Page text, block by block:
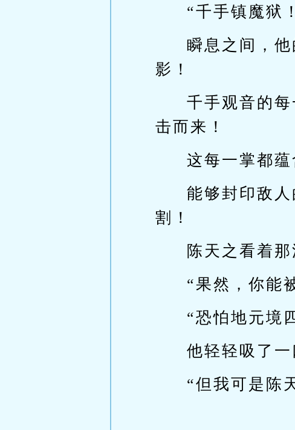
“千手镇魔狱
瞬息之间，
影！
千手观音的
击而来！
这每一掌都蕴
能够封印敌
割！
陈天之看着
“果然，你能
“恐怕地元境
他轻轻吸了
“但我可是陈